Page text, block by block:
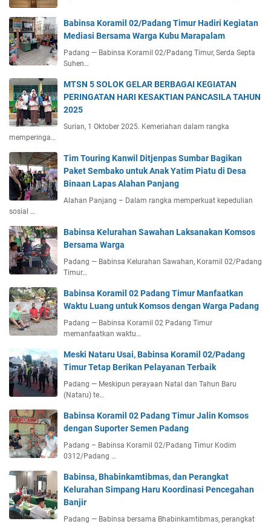
Babinsa Koramil 02/Padang Timur Hadiri Kegiatan
Mediasi Bersama Warga Kubu Marapalam
Padang — Babinsa Koramil 02/Padang Timur, Serda Septa
Suhen…
MTSN 5 SOLOK GELAR BERBAGAI KEGIATAN
PERINGATAN HARI KESAKTIAN PANCASILA TAHUN
2025
Surian, 1 Oktober 2025. Kemeriahan dalam rangka
memperinga…
Tim Touring Kanwil Ditjenpas Sumbar Bagikan
Paket Sembako untuk Anak Yatim Piatu di Desa
Binaan Lapas Alahan Panjang
Alahan Panjang – Dalam rangka memperkuat kepedulian
sosial …
Babinsa Kelurahan Sawahan Laksanakan Komsos
Bersama Warga
Padang — Babinsa Kelurahan Sawahan, Koramil 02/Padang
Timur…
Babinsa Koramil 02 Padang Timur Manfaatkan
Waktu Luang untuk Komsos dengan Warga Padang
Padang — Babinsa Koramil 02 Padang Timur
memanfaatkan waktu…
Meski Nataru Usai, Babinsa Koramil 02/Padang
Timur Tetap Berikan Pelayanan Terbaik
Padang — Meskipun perayaan Natal dan Tahun Baru
(Nataru) te…
Babinsa Koramil 02 Padang Timur Jalin Komsos
dengan Suporter Semen Padang
Padang – Babinsa Koramil 02/Padang Timur Kodim
0312/Padang …
Babinsa, Bhabinkamtibmas, dan Perangkat
Kelurahan Simpang Haru Koordinasi Pencegahan
Banjir
Padang — Babinsa bersama Bhabinkamtibmas, perangkat